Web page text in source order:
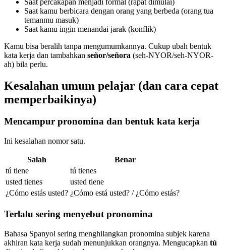
Saat kamu berbicara dengan orang yang berbeda (orang tua
temanmu masuk)
Saat kamu ingin menandai jarak (konflik)
Kamu bisa beralih tanpa mengumumkannya. Cukup ubah bentuk
kata kerja dan tambahkan señor/señora (seh-NYOR/seh-NYOR-
ah) bila perlu.
Kesalahan umum pelajar (dan cara cepat
memperbaikinya)
Mencampur pronomina dan bentuk kata kerja
Ini kesalahan nomor satu.
Salah
Benar
tú tiene
tú tienes
usted tienes
usted tiene
¿Cómo estás usted? ¿Cómo está usted? / ¿Cómo estás?
Terlalu sering menyebut pronomina
Bahasa Spanyol sering menghilangkan pronomina subjek karena
akhiran kata kerja sudah menunjukkan orangnya. Mengucapkan tú